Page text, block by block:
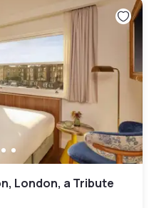
London, a Tribute